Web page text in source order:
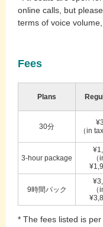
online calls, but
terms of voice volume,
Fees
Plans
30分
（in
3-hour package
9時間パック
* The fees listed is